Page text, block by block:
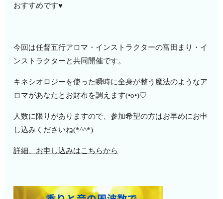
おすすめです♥
今回は任督五行アロマ・インストラクターの富田まり・イ
ンストラクターと共同開催です。
キネシオロジーを使った瞬時に全身が整う魔法のようなア
ロマがあなたとお財布を調えます(•ө•)♡
人数に限りがありますので、参加希望の方はお早めにお申
し込みくださいね(*^^*)
詳細、お申し込みはこちらから